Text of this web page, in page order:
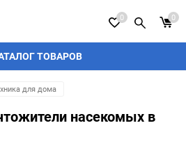
ТОВАРОВ
0 0
для дома
насекомых в